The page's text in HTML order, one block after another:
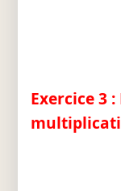
Exercice 3